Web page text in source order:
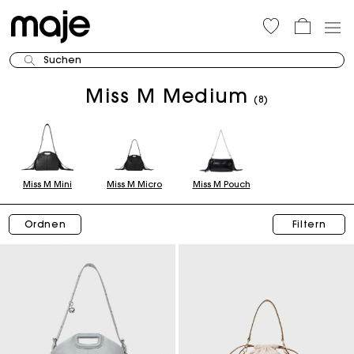
Suchen
Miss M Medium (8)
Miss M Mini Miss M Micro Miss M Pouch
Ordnen Filtern